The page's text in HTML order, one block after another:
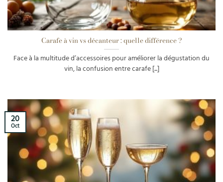
Carafe à vin vs décanteur : quelle différence ?
Face à la multitude d’accessoires pour améliorer la dégustation du
vin, la confusion entre carafe [...]
20
Oct